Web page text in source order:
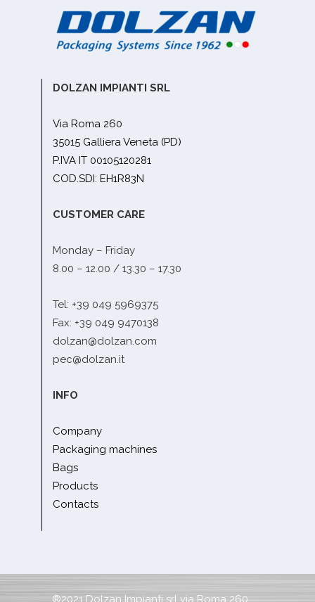
DOLZAN IMPIANTI SRL
Via Roma 260
35015 Galliera Veneta (PD)
P.IVA IT 00105120281
COD.SDI: EH1R83N
CUSTOMER CARE
Monday – Friday
8.00 – 12.00 / 13.30 – 17.30
Tel: +39 049 5969375
Fax: +39 049 9470138
dolzan@dolzan.com
pec@dolzan.it
INFO
Company
Packaging machines
Bags
Products
Contacts
®2021 Dolzan Impianti srl via Roma 260